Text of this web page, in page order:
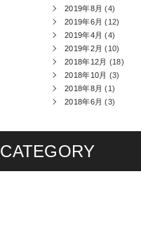
2019年8月 (4)
2019年6月 (12)
2019年4月 (4)
2019年2月 (10)
2018年12月 (18)
2018年10月 (3)
2018年8月 (1)
2018年6月 (3)
CATEGORY